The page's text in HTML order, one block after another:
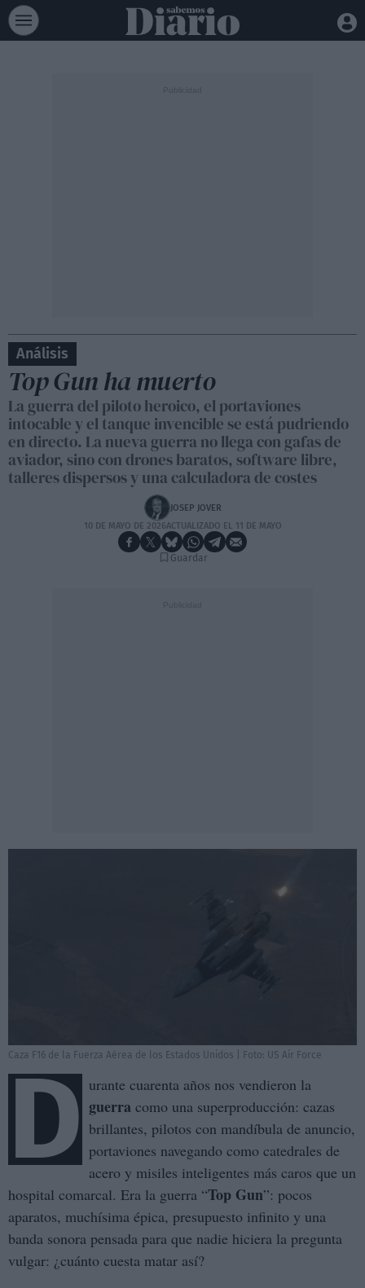
Análisis
Top Gun ha muerto
La guerra del piloto heroico, el portaviones
intocable y el tanque invencible se está pudriendo
en directo. La nueva guerra no llega con gafas de
aviador, sino con drones baratos, software libre,
talleres dispersos y una calculadora de costes
JOSEP JOVER
10 DE MAYO DE 2026ACTUALIZADO EL 11 DE MAYO
Guardar
Caza F16 de la Fuerza Aérea de los Estados Unidos | Foto: US Air Force
D urante cuarenta años nos vendieron la
guerra como una superproducción: cazas
brillantes, pilotos con mandíbula de anuncio,
portaviones navegando como catedrales de
acero y misiles inteligentes más caros que un
hospital comarcal. Era la guerra “Top Gun”: pocos
aparatos, muchísima épica, presupuesto infinito y una
banda sonora pensada para que nadie hiciera la pregunta
vulgar: ¿cuánto cuesta matar así?